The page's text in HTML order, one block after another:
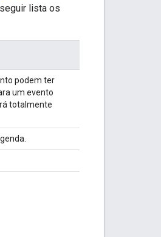
lista os
podem ter
um evento
totalmente